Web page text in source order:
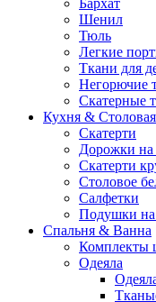
Бархат
Шенил
Тюль
Легкие
Ткани для
Негорючие
Скатерные
Кухня & Столовая
Скатерти
Дорожки на
Скатерти
Столовое
Салфетки
Подушки на
Спальня & Ванна
Комплекты
Одеяла